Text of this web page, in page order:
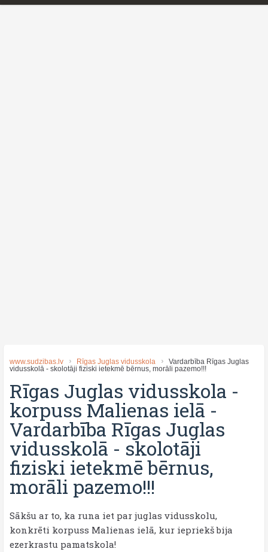
www.sudzibas.lv Rīgas Juglas vidusskola
Vardarbība Rīgas Juglas
vidusskolā - skolotāji fiziski ietekmē bērnus, morāli pazemo!!!
Rīgas Juglas vidusskola -
korpuss Malienas ielā -
Vardarbība Rīgas Juglas
vidusskolā - skolotāji
fiziski ietekmē bērnus,
morāli pazemo!!!
Sākšu ar to, ka runa iet par juglas vidusskolu,
konkrēti korpuss Malienas ielā, kur iepriekš bija
ezerkrastu pamatskola!